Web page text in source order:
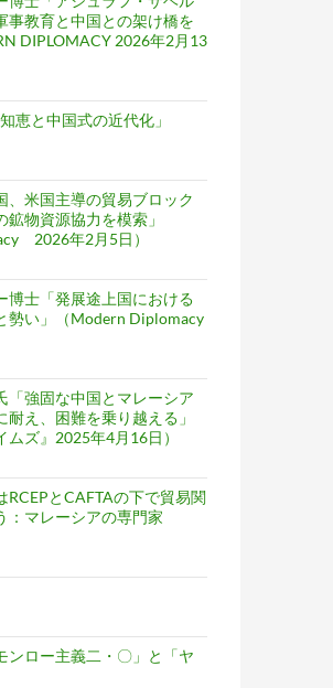
事教育と中国との架け橋を
DIPLOMACY 2026年2月13
恵と中国式の近代化」
、米国主導の貿易ブロック
物資源協力を模索」
2026年2月5日）
博士「発展途上国における
勢い」（Modern Diplomacy
「強固な中国とマレーシア
え、困難を乗り越える」
ムズ』2025年4月16日）
RCEPとCAFTAの下で貿易関
：マレーシアの専門家
ンロー主義二・〇」と「ヤ